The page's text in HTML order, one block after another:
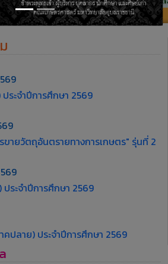
ระจำปีการศึกษา 2569
ายวัตถุอันตรายทางการเกษตร" รุ่นที่ 2
ระจำปีการศึกษา 2569
ปลาย) ประจำปีการศึกษา 2569